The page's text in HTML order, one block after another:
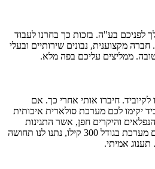
בע"ה. בזכות כך בחרנו לעבוד
מקצוענית, נבונים שירותיים ובעלי
ממליצים עליכם בפה מלא.
חיברו אותי אחרי כך. אם
יקימו לכם מערכת סולארית איכותית
הנפלאים והיקרים חפן, אשר התגינות
והשקיפות בדמם. התחלנו איתם מערכת בגודל 300 קילו, נתנו לנו תחושה